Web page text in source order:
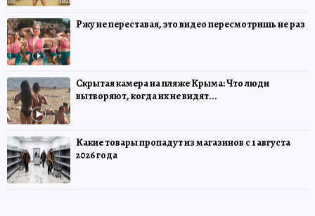
Ржу не переставая, это видео пересмотришь не раз
Скрытая камера на пляже Крыма: Что люди
вытворяют, когда их не видят...
Какие товары пропадут из магазинов с 1 августа
2026 года